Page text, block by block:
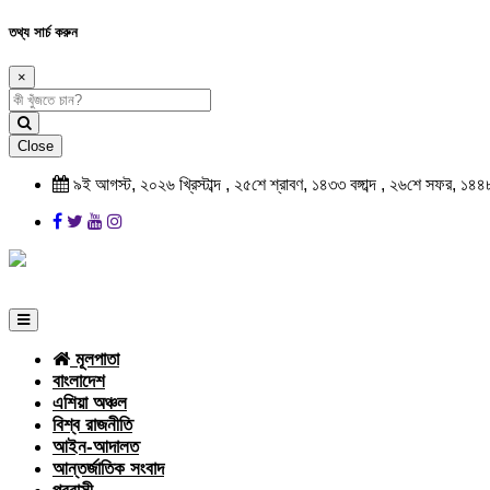
তথ্য সার্চ করুন
×
Close
৯ই আগস্ট, ২০২৬ খ্রিস্টাব্দ , ২৫শে শ্রাবণ, ১৪৩৩ বঙ্গাব্দ , ২৬শে সফর,
মূলপাতা
বাংলাদেশ
এশিয়া অঞ্চল
বিশ্ব রাজনীতি
আইন-আদালত
আন্তর্জাতিক সংবাদ